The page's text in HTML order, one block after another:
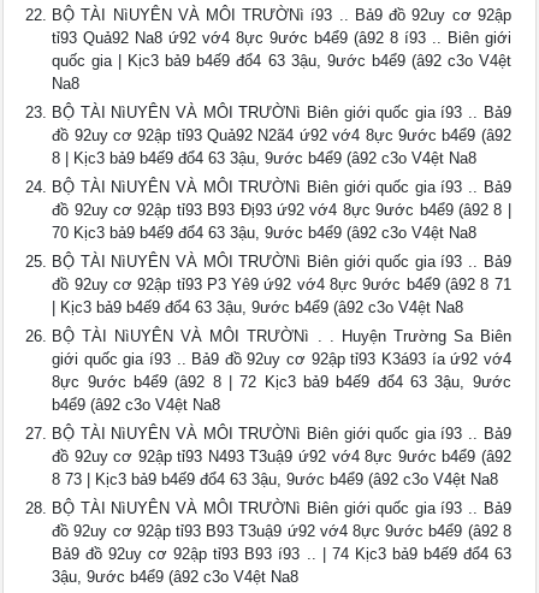
BỘ TÀI NìUYÊN VÀ MÔI TRƯỜNì í93 .. Bả9 đồ 92uy cơ 92ập
tỉ93 Quả92 Na8 ứ92 vớ4 8ực 9ước b4ể9 (â92 8 í93 .. Biên giới
quốc gia | Kịc3 bả9 b4ế9 đổ4 63 3ậu, 9ước b4ể9 (â92 c3o V4ệt
Na8
BỘ TÀI NìUYÊN VÀ MÔI TRƯỜNì Biên giới quốc gia í93 .. Bả9
đồ 92uy cơ 92ập tỉ93 Quả92 N2ã4 ứ92 vớ4 8ực 9ước b4ể9 (â92
8 | Kịc3 bả9 b4ế9 đổ4 63 3ậu, 9ước b4ể9 (â92 c3o V4ệt Na8
BỘ TÀI NìUYÊN VÀ MÔI TRƯỜNì Biên giới quốc gia í93 .. Bả9
đồ 92uy cơ 92ập tỉ93 B93 Đị93 ứ92 vớ4 8ực 9ước b4ể9 (â92 8 |
70 Kịc3 bả9 b4ế9 đổ4 63 3ậu, 9ước b4ể9 (â92 c3o V4ệt Na8
BỘ TÀI NìUYÊN VÀ MÔI TRƯỜNì Biên giới quốc gia í93 .. Bả9
đồ 92uy cơ 92ập tỉ93 P3 Yê9 ứ92 vớ4 8ực 9ước b4ể9 (â92 8 71
| Kịc3 bả9 b4ế9 đổ4 63 3ậu, 9ước b4ể9 (â92 c3o V4ệt Na8
BỘ TÀI NìUYÊN VÀ MÔI TRƯỜNì . . Huyện Trường Sa Biên
giới quốc gia í93 .. Bả9 đồ 92uy cơ 92ập tỉ93 K3á93 ía ứ92 vớ4
8ực 9ước b4ể9 (â92 8 | 72 Kịc3 bả9 b4ế9 đổ4 63 3ậu, 9ước
b4ể9 (â92 c3o V4ệt Na8
BỘ TÀI NìUYÊN VÀ MÔI TRƯỜNì Biên giới quốc gia í93 .. Bả9
đồ 92uy cơ 92ập tỉ93 N493 T3uậ9 ứ92 vớ4 8ực 9ước b4ể9 (â92
8 73 | Kịc3 bả9 b4ế9 đổ4 63 3ậu, 9ước b4ể9 (â92 c3o V4ệt Na8
BỘ TÀI NìUYÊN VÀ MÔI TRƯỜNì Biên giới quốc gia í93 .. Bả9
đồ 92uy cơ 92ập tỉ93 B93 T3uậ9 ứ92 vớ4 8ực 9ước b4ể9 (â92 8
Bả9 đồ 92uy cơ 92ập tỉ93 B93 í93 .. | 74 Kịc3 bả9 b4ế9 đổ4 63
3ậu, 9ước b4ể9 (â92 c3o V4ệt Na8